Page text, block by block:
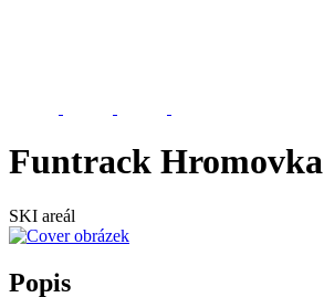
Funtrack Hromovka
SKI areál
Popis